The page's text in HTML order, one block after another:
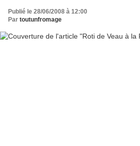
Publié le 28/06/2008 à 12:00
Par toutunfromage